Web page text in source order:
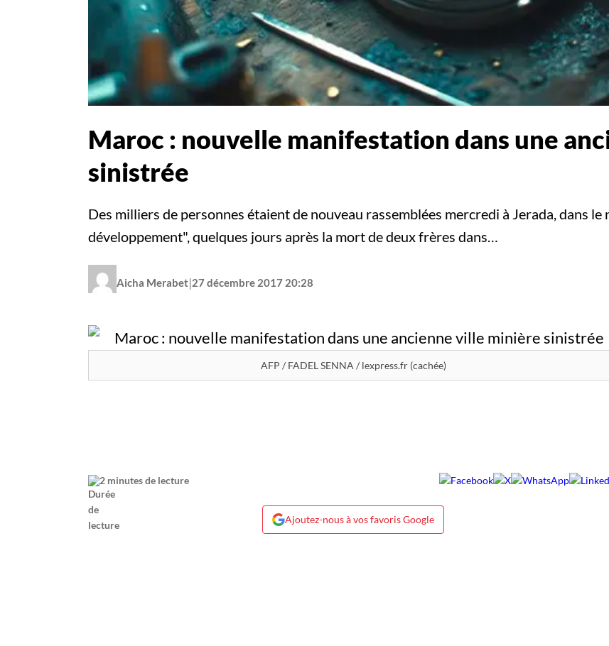
Maroc : nouvelle manifestation dans une
sinistrée
Des milliers de personnes étaient de nouveau rassemblées mercredi à Jerada, dans
développement", quelques jours après la mort de deux frères dans…
Aicha Merabet|27 décembre 2017 20:28
AFP / FADEL SENNA / lexpress.fr (cachée)
2 minutes de lecture
Ajoutez-nous à vos favoris Google